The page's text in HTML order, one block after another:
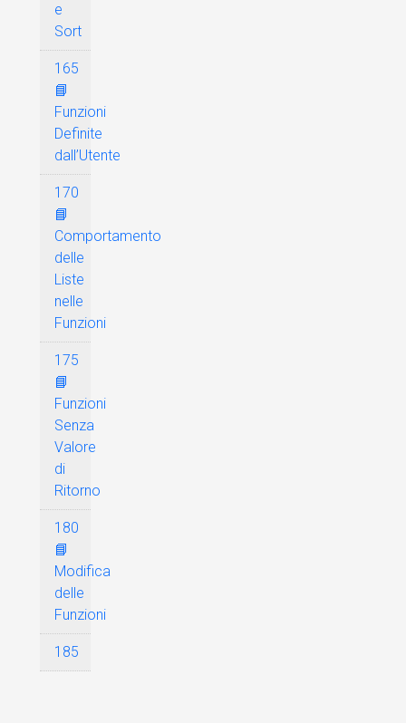
e
Sort
165
📘
Funzioni
Definite
dall’Utente
170
📘
Comportamento
delle
Liste
nelle
Funzioni
175
📘
Funzioni
Senza
Valore
di
Ritorno
180
📘
Modifica
delle
Funzioni
185